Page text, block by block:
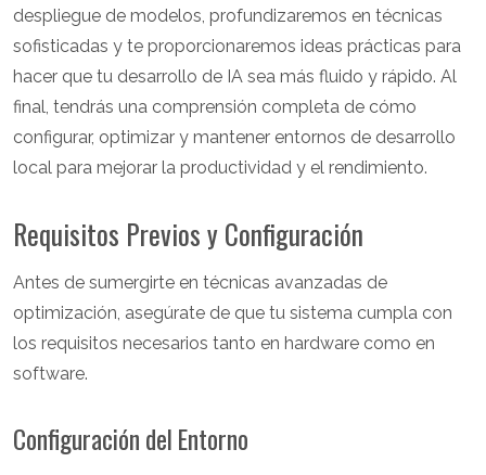
despliegue de modelos, profundizaremos en técnicas
sofisticadas y te proporcionaremos ideas prácticas para
hacer que tu desarrollo de IA sea más fluido y rápido. Al
final, tendrás una comprensión completa de cómo
configurar, optimizar y mantener entornos de desarrollo
local para mejorar la productividad y el rendimiento.
Requisitos Previos y Configuración
Antes de sumergirte en técnicas avanzadas de
optimización, asegúrate de que tu sistema cumpla con
los requisitos necesarios tanto en hardware como en
software.
Configuración del Entorno